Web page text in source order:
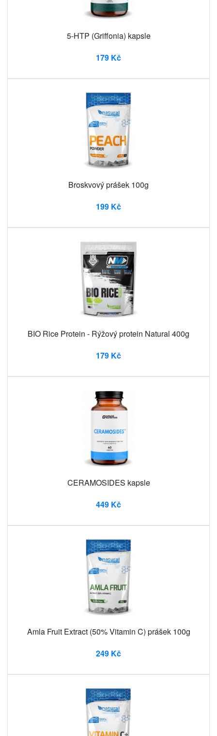
5-HTP (Griffonia) kapsle
179 Kč
Broskvový prášek 100g
199 Kč
BIO Rice Protein - Rýžový protein Natural 400g
179 Kč
CERAMOSIDES kapsle
449 Kč
Amla Fruit Extract (50% Vitamin C) prášek 100g
249 Kč